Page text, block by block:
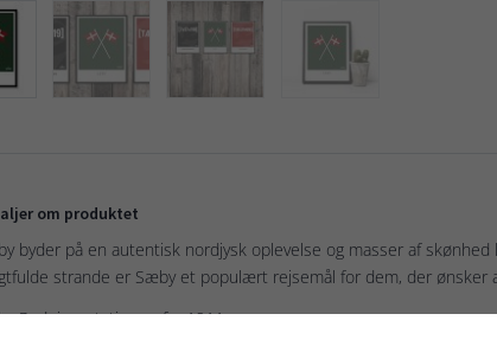
om produktet
byder på en autentisk nordjysk oplevelse og masser af
strande er Sæby et populært rejsemål for dem, der ønsker
Redningsstation er fra 1911.